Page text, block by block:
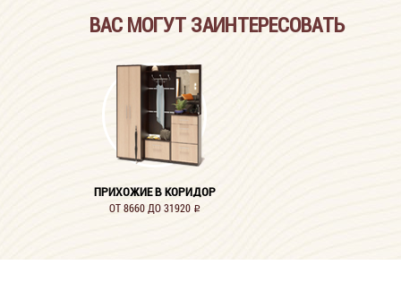
ВАС МОГУТ ЗАИНТЕРЕСОВАТЬ
ПРИХОЖИЕ В КОРИДОР
ОТ 8660 ДО 31920 i